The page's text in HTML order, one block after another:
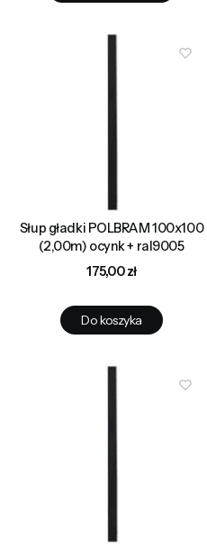
Słup gładki POLBRAM 100x100
(2,00m) ocynk + ral9005
Cena
175,00 zł
Do koszyka